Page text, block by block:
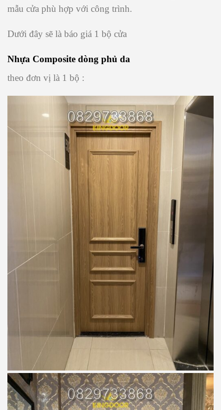
mẫu cửa phù hợp với công trình.
Dưới đây sẽ là báo giá 1 bộ cửa
Nhựa Composite dòng phủ da
theo đơn vị là 1 bộ :